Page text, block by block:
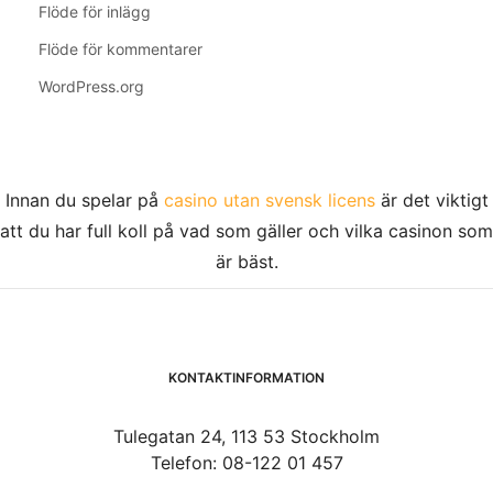
Flöde för inlägg
Flöde för kommentarer
WordPress.org
Innan du spelar på casino utan svensk licensär det viktigt
att du har full koll på vad som gäller och vilka casinon som
är bäst.
KONTAKTINFORMATION
Tulegatan 24, 113 53 Stockholm
Telefon: 08-122 01 457